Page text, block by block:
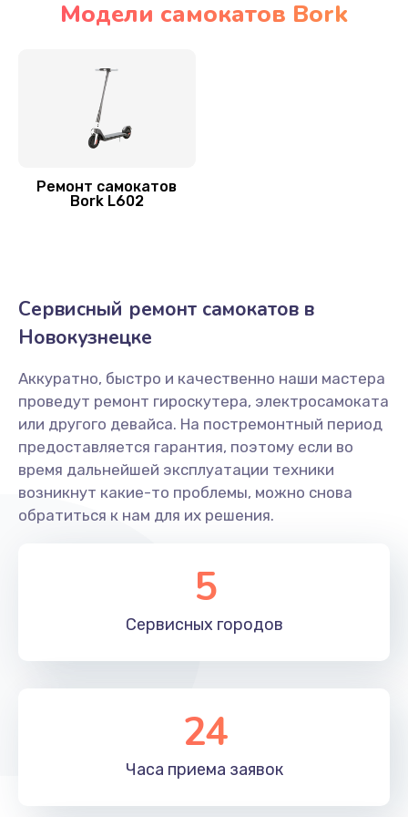
Замена амортизаторов
Заказать
900 руб.
Заказать
Замена резины
900 руб.
Заказать
750 руб.
Заказать
Заказать
Гидроизоляция
1100 руб.
Модели самокатов Bork
Ремонт самокатов
Bork L602
Сервисный ремонт самокатов в
Новокузнецке
Аккуратно, быстро и качественно наши мастера
проведут ремонт гироскутера, электросамоката
или другого девайса. На постремонтный период
предоставляется гарантия, поэтому если во
время дальнейшей эксплуатации техники
возникнут какие-то проблемы, можно снова
обратиться к нам для их решения.
5
Сервисных городов
24
Часа приема заявок